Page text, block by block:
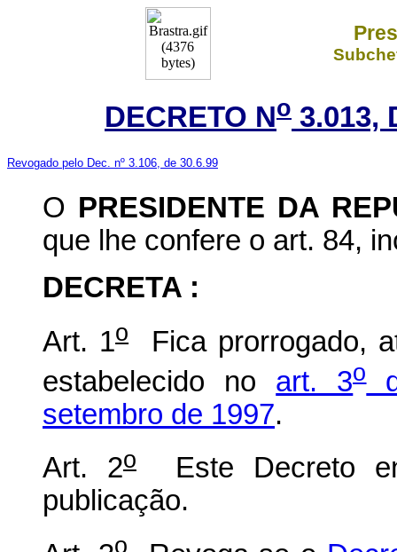
DECRETO No 3.013,
Revogado pelo Dec. nº 3.106, de 30.6.99
O PRESIDENTE DA
que lhe confere o art. 84,
DECRETA :
Art. 1oFica prorrogado,
estabelecido no art. 3o
setembro de 1997.
Art. 2oEste Decreto
publicação.
o